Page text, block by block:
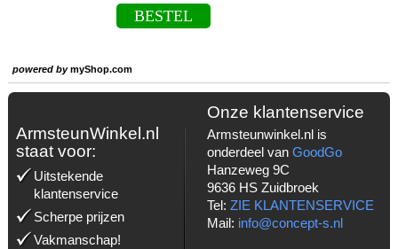
BESTEL
powered bymyShop.com
ArmsteunWinkel.nl
staat voor:
Uitstekende
klantenservice
Scherpe prijzen
Vakmanschap!
Onze klantenservice
Armsteunwinkel.nl is
onderdeel van GoodGo
Hanzeweg 9C
9636 HS Zuidbroek
Tel: ZIE KLANTENSERVICE
Mail: info@concept-s.nl